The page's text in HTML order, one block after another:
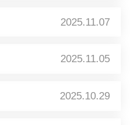
2025.11.07
2025.11.05
2025.10.29